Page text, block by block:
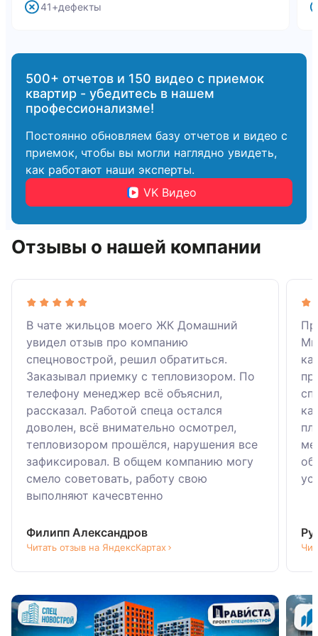
41+дефекты
500+ отчетов и 150 видео с приемок
квартир - убедитесь в нашем
профессионализме!
Постоянно обновляем базу отчетов и видео с
приемок, чтобы вы могли наглядно увидеть,
как работают наши эксперты.
VK Видео
Отзывы о нашей компании
В чате жильцов моего ЖК Домашний
увидел отзыв про компанию
спецновострой, решил обратиться.
Заказывал приемку с тепловизором. По
телефону менеджер всё объяснил,
рассказал. Работой спеца остался
доволен, всё внимательно осмотрел,
тепловизором прошёлся, нарушения все
зафиксировал. В общем компанию могу
смело советовать, работу свою
выполняют качесвтенно
Филипп Александров
Читать отзыв на ЯндексКартах